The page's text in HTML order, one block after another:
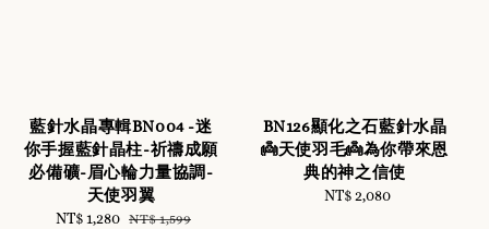
藍針水晶專輯BN004 -迷
你手握藍針晶柱-祈禱成願
必備礦-眉心輪力量協調-
天使羽翼
Sale
NT$ 1,280 Regular
NT$ 1,599
BN126顯化之石藍針水晶
👼天使羽毛👼為你帶來恩
典的神之信使
Regular
NT$ 2,080